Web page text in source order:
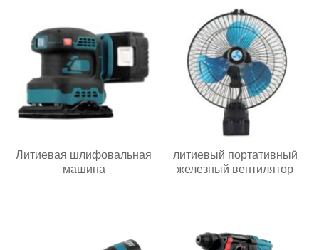
Литиевая шлифовальная
машина
литиевый портативный
железный вентилятор